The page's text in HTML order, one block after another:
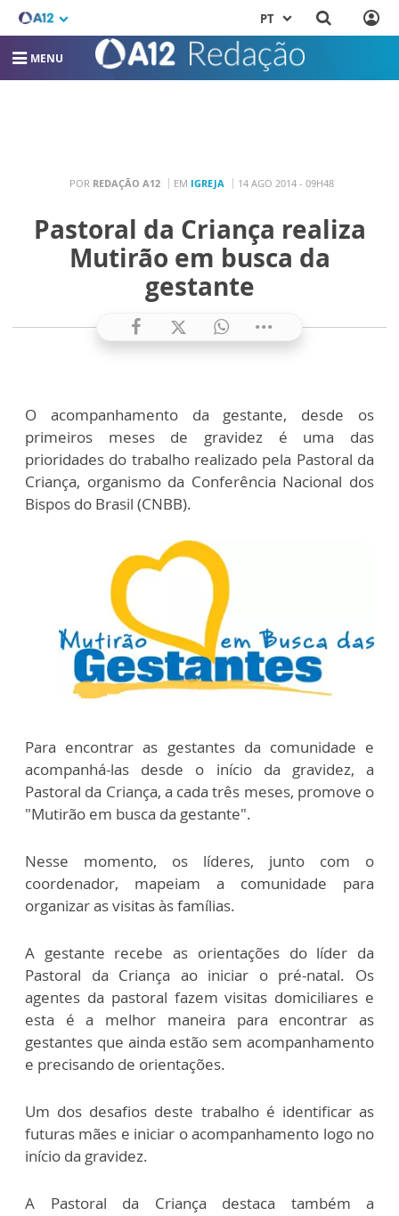
PT
MENU
POR REDAÇÃO A12 EM IGREJA 14 AGO 2014 - 09H48
Pastoral da Criança realiza
Mutirão em busca da
gestante
O acompanhamento da gestante, desde os
primeiros meses de gravidez é uma das
prioridades do trabalho realizado pela Pastoral da
Criança, organismo da Conferência Nacional dos
Bispos do Brasil (CNBB).
Para encontrar as gestantes da comunidade e
acompanhá-las desde o início da gravidez, a
Pastoral da Criança, a cada três meses, promove o
"Mutirão em busca da gestante".
Nesse momento, os líderes, junto com o
coordenador, mapeiam a comunidade para
organizar as visitas às famílias.
A gestante recebe as orientações do líder da
Pastoral da Criança ao iniciar o pré-natal. Os
agentes da pastoral fazem visitas domiciliares e
esta é a melhor maneira para encontrar as
gestantes que ainda estão sem acompanhamento
e precisando de orientações.
Um dos desafios deste trabalho é identificar as
futuras mães e iniciar o acompanhamento logo no
início da gravidez.
A Pastoral da Criança destaca também a